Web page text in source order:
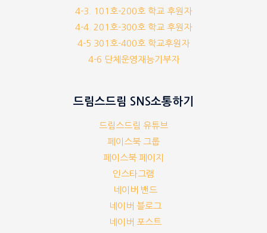
4-3. 101호-200호 학교 후원자
4-4. 201호-300호 학교 후원자
4-5 301호-400호 학교후원자
4-6 단체운영재능기부자
드림스드림 SNS소통하기
드림스드림 유튜브
페이스북 그룹
페이스북 페이지
인스타그램
네이버 밴드
네이버 블로그
네이버 포스트